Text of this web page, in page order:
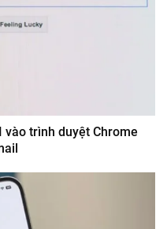
vào trình duyệt Chrome